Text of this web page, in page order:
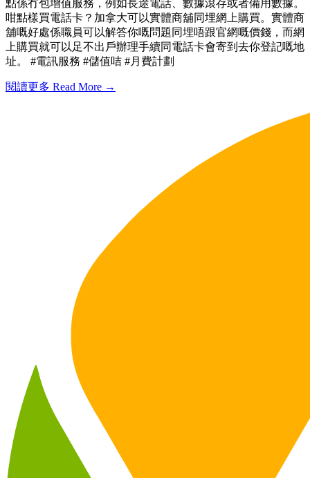
點係冇包增值服務，例如長途電話、數據滾存或者備用數據。
咁點樣買電話卡？加拿大可以實體商舖同埋網上購買。實體商
舖嘅好處係職員可以解答你嘅問題同埋唔跟官網嘅價錢，而網
上購買就可以足不出戶辦理手續同電話卡會寄到去你登記嘅地
址。 #電訊服務 #儲值咭 #月費計劃
閱讀更多 Read More →